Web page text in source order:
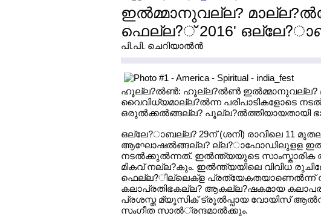
ഇല്‍മ്മാനുവല്ല?
ഫെല്ല?് 2016'
പി.പി. ചെറിയാല്‍ന്‍
ഹൂല്ല?ല്‍ണ്‍: ഹൂല്ല?ല്‍ണ്‍ ഇല്‍മ്മാനുവല്ല?
വൈവിധ്യമാല്ല?ല്‍ന്ന പരിപാടികളോടെ
ഒരുല്‍ക്കല്‍ങ്ങല്ല? പൂല്ല?ല്‍ത്തിയായതായി
ഒല്ലേ?ാബല്ല? 29ന് (ശനി) രാവിലെ 11
ആഘോഷല്‍ങ്ങല്ല? ല്ല?ാഫോഡിലുളള
നടല്‍ക്കുല്‍ന്നത്. ഇല്‍ന്ത്യയുടെ സാംസ്കാരിക
മികവ് നല്ല?കും. ഇല്‍ന്ത്യയിലെ വിവിധ
ഫെല്ല?ില്ലെക്ള പ്രത്യേകതയാണെല്‍ന്ന്
കലാപ്രതിഭകല്ല? ആകല്ല?ഷകമായ
പ്രശസ്ത മ്യൂസിക് ട്രൂല്‍പ്പായ വോയിസ്
സംഗീത സാല്‍്രന്ദമാല്‍ക്കും.